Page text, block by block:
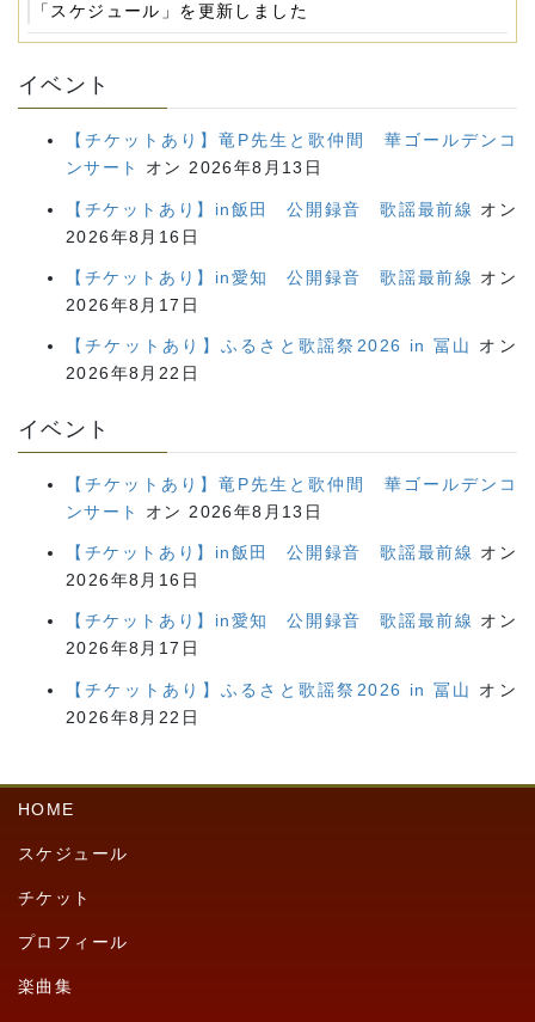
「スケジュール」を更新しました
イベント
【チケットあり】竜P先生と歌仲間 華ゴールデンコ
ンサート
オン 2026年8月13日
【チケットあり】in飯田 公開録音 歌謡最前線 オン
2026年8月16日
【チケットあり】in愛知 公開録音 歌謡最前線 オン
2026年8月17日
【チケットあり】ふるさと歌謡祭2026 in 冨山
オン
2026年8月22日
イベント
【チケットあり】竜P先生と歌仲間 華ゴールデンコ
ンサート
オン 2026年8月13日
【チケットあり】in飯田 公開録音 歌謡最前線 オン
2026年8月16日
【チケットあり】in愛知 公開録音 歌謡最前線 オン
2026年8月17日
【チケットあり】ふるさと歌謡祭2026 in 冨山
オン
2026年8月22日
HOME
スケジュール
チケット
プロフィール
楽曲集